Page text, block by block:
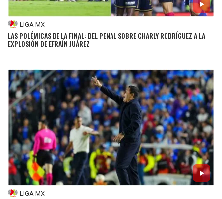
LIGA MX
LAS POLÉMICAS DE LA FINAL: DEL PENAL SOBRE CHARLY RODRÍGUEZ A LA
EXPLOSIÓN DE EFRAÍN JUÁREZ
LIGA MX